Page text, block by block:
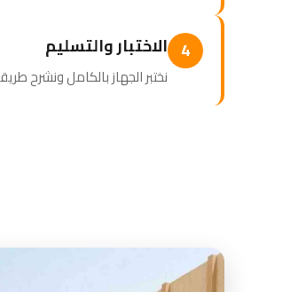
4 الاختبار والتسليم
نختبر الجهاز بالكامل ونشرح